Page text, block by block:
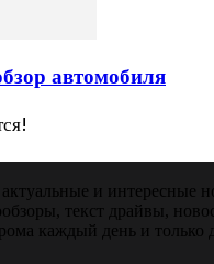
автомобиля
и интересные
текст драйвы,
каждый день и только